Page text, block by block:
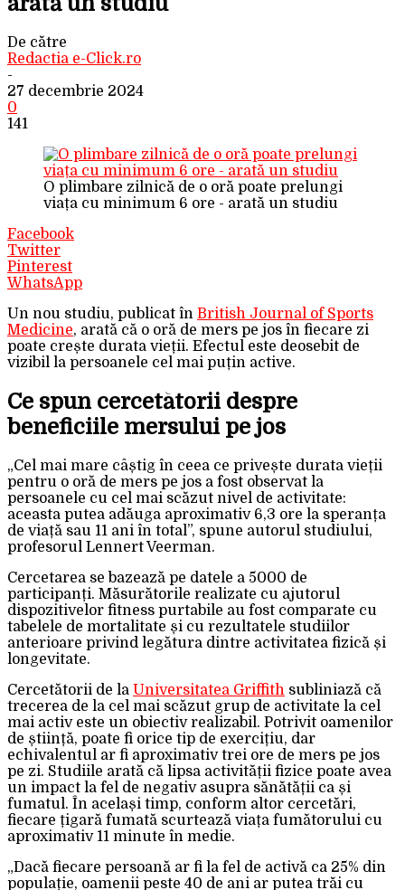
De către
Redactia e-Click.ro
-
27 decembrie 2024
0
141
O plimbare zilnică de o oră poate prelungi
viața cu minimum 6 ore - arată un studiu
Facebook
Twitter
Pinterest
WhatsApp
Un nou studiu, publicat în British Journal of Sports
Medicine, arată că o oră de mers pe jos în fiecare zi
poate crește durata vieții. Efectul este deosebit de
vizibil la persoanele cel mai puțin active.
Ce spun cercetătorii despre
beneficiile mersului pe jos
„Cel mai mare câștig în ceea ce privește durata vieții
pentru o oră de mers pe jos a fost observat la
persoanele cu cel mai scăzut nivel de activitate:
aceasta putea adăuga aproximativ 6,3 ore la speranța
de viață sau 11 ani în total”, spune autorul studiului,
profesorul Lennert Veerman.
Cercetarea se bazează pe datele a 5000 de
participanți. Măsurătorile realizate cu ajutorul
dispozitivelor fitness purtabile au fost comparate cu
tabelele de mortalitate și cu rezultatele studiilor
anterioare privind legătura dintre activitatea fizică și
longevitate.
Cercetătorii de la Universitatea Griffith subliniază că
trecerea de la cel mai scăzut grup de activitate la cel
mai activ este un obiectiv realizabil. Potrivit oamenilor
de știință, poate fi orice tip de exercițiu, dar
echivalentul ar fi aproximativ trei ore de mers pe jos
pe zi. Studiile arată că lipsa activității fizice poate avea
un impact la fel de negativ asupra sănătății ca și
fumatul. În același timp, conform altor cercetări,
fiecare țigară fumată scurtează viața fumătorului cu
aproximativ 11 minute în medie.
„Dacă fiecare persoană ar fi la fel de activă ca 25% din
populație, oamenii peste 40 de ani ar putea trăi cu